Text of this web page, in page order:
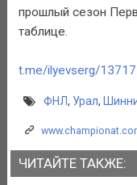
прошлый сезон
таблице.
t.me/ilyevserg/13717
ФНЛ, Урал,
ЧИТАЙТЕ ТАКЖЕ: